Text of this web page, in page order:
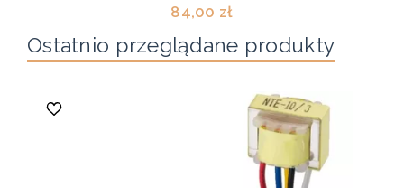
84,00 zł
Ostatnio przeglądane produkty